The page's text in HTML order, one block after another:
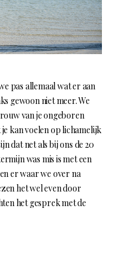
pas allemaal wat er aan
gewoon niet meer. We
van je ongeboren
je kan voelen op lichamelijk
dat net als bij ons de 20
was mis is met een
er waar we over na
het wel even door
het gesprek met de